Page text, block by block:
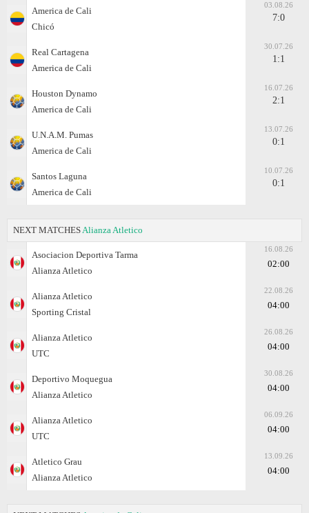
America de Cali
Chicó
03.08.26
7:0
Real Cartagena
America de Cali
30.07.26
1:1
Houston Dynamo
America de Cali
16.07.26
2:1
U.N.A.M. Pumas
America de Cali
13.07.26
0:1
Santos Laguna
America de Cali
10.07.26
0:1
NEXT MATCHES Alianza Atletico
Asociacion Deportiva Tarma
Alianza Atletico
16.08.26
02:00
Alianza Atletico
Sporting Cristal
22.08.26
04:00
Alianza Atletico
UTC
26.08.26
04:00
Deportivo Moquegua
Alianza Atletico
30.08.26
04:00
Alianza Atletico
UTC
06.09.26
04:00
Atletico Grau
Alianza Atletico
13.09.26
04:00